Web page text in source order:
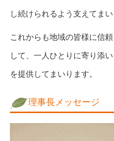
し続けられるよう支えてまい
これからも地域の皆様に信
して、一人ひとりに寄り添
を提供してまいります。
理事長メッセージ